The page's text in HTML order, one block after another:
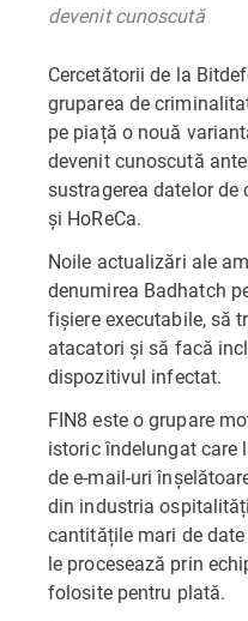
devenit cunoscută
Cercetătorii de la
gruparea de
pe piață o nouă
devenit cunoscută
sustragerea datelor de
și HoReCa.
Noile actualizări ale
denumirea Badhatch
fișiere executabile, să
atacatori și să facă
dispozitivul infectat.
FIN8 este o grupare
istoric îndelungat care
de e-mail-uri
din industria
cantitățile mari de
le procesează prin
folosite pentru plată.